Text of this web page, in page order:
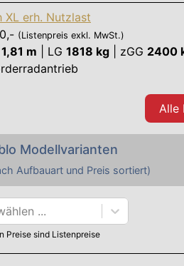
XL erh. Nutzlast
(Listenpreis exkl. MwSt.)
1,81 m LG 1818 kg zGG 2400
Alle
Modellvarianten
Aufbauart und Preis sortiert)
...
Preise sind Listenpreise